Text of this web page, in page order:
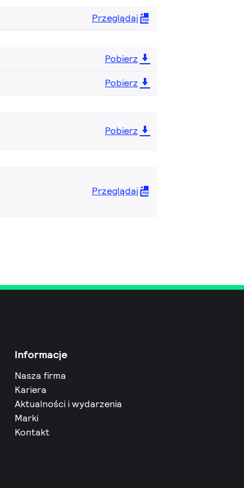
Przeglądaj
Pobierz
Pobierz
Pobierz
Przeglądaj
Informacje
Nasza firma
Kariera
Aktualności i wydarzenia
Marki
Kontakt